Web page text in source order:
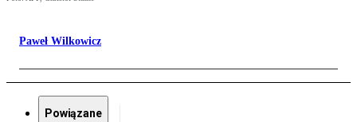
Paweł Wilkowicz
Powiązane